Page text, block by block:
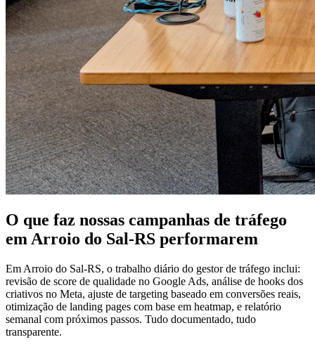
O que faz nossas campanhas de tráfego
em Arroio do Sal-RS performarem
Em Arroio do Sal-RS, o trabalho diário do gestor de tráfego inclui:
revisão de score de qualidade no Google Ads, análise de hooks dos
criativos no Meta, ajuste de targeting baseado em conversões reais,
otimização de landing pages com base em heatmap, e relatório
semanal com próximos passos. Tudo documentado, tudo
transparente.